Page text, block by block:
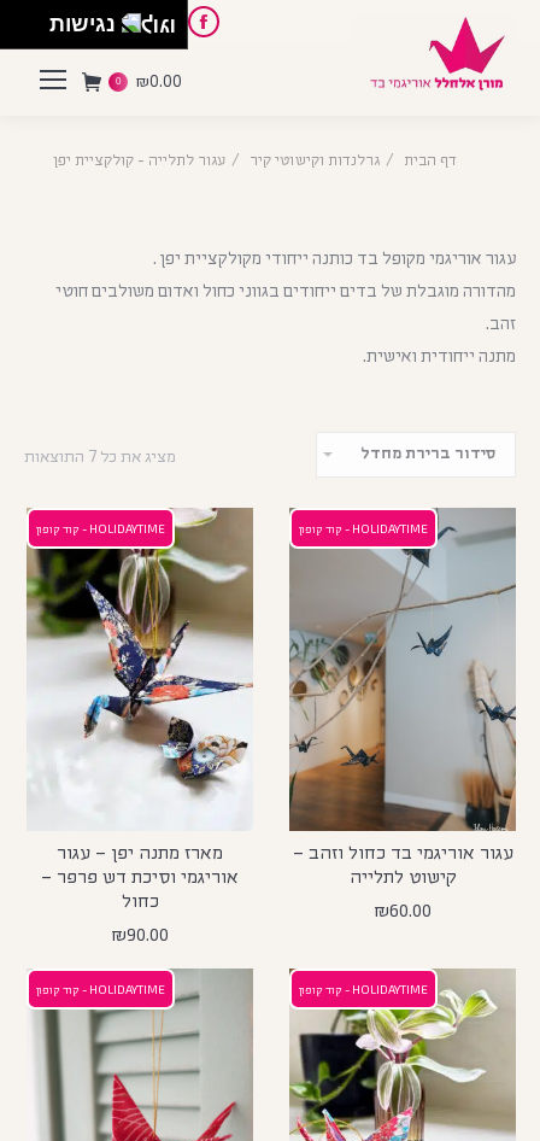
Facebook
Pinterest
Instagram
English
₪0.00
0
דף הבית גרלנדות וקישוטי קיר עגור לתלייה - קולקציית יפן
עגור אוריגמי מקופל בד כותנה ייחודי מקולקציית יפן .
מהדורה מוגבלת של בדים ייחודים בגווני כחול ואדום משולבים חוטי
זהב.
מתנה ייחודית ואישית.
מציג את כל 7 התוצאות
HOLIDAYTIME - קוד קופון
עגור אוריגמי בד כחול וזהב –
קישוט לתלייה
₪60.00
HOLIDAYTIME - קוד קופון
מארז מתנה יפן – עגור
אוריגמי וסיכת דש פרפר –
כחול
₪90.00
HOLIDAYTIME - קוד קופון HOLIDAYTIME - קוד קופון
נגישות